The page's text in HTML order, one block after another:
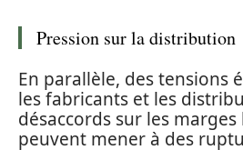
Pression sur la distribution
En parallèle, des tensions
les fabricants et les
désaccords sur les
peuvent mener à des